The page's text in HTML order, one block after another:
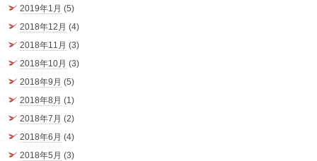
2019年1月 (5)
2018年12月 (4)
2018年11月 (3)
2018年10月 (3)
2018年9月 (5)
2018年8月 (1)
2018年7月 (2)
2018年6月 (4)
2018年5月 (3)